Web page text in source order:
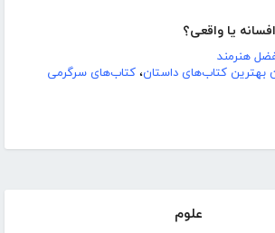
یا واقعی؟
هنرمند
بهترین کتاب‌های داستان، کتاب‌های سرگرمی
علوم